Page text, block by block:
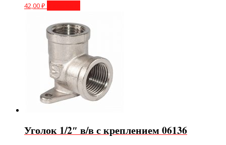
42,00₽
Уголок 1/2″ в/в с креплением 06136